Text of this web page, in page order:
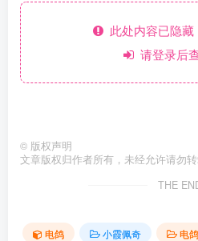
此处内容已隐
请登录后
© 版权声明
文章版权归作者所有，未经允许请勿转
THE
电鸽 小霞佩奇
电鸽